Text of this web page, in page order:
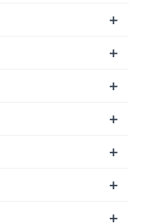
+
+
+
+
+
+
+